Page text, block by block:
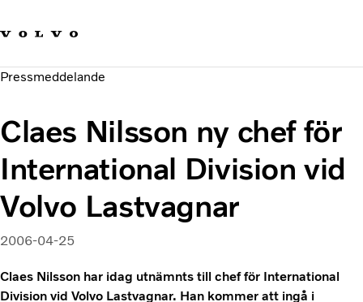
Hållbara transporter
Investerare
Pressmeddelande
Claes Nilsson ny chef för
International Division vid
Volvo Lastvagnar
2006-04-25
Claes Nilsson har idag utnämnts till chef för International
Division vid Volvo Lastvagnar. Han kommer att ingå i